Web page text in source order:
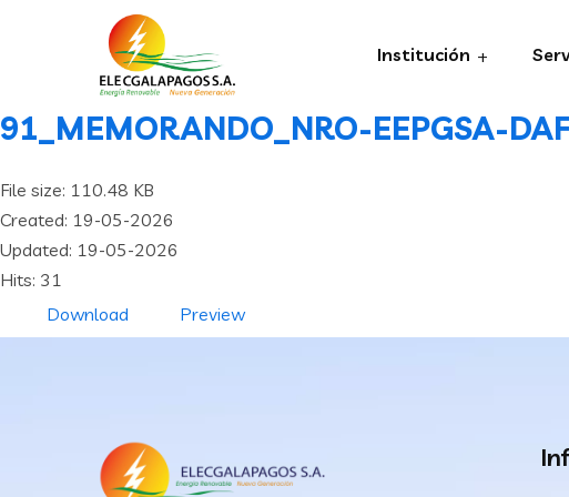
Institución
91_MEMORANDO_NRO-EEPGSA-
File size: 110.48 KB
Created: 19-05-2026
Updated: 19-05-2026
Hits: 31
Download
Preview